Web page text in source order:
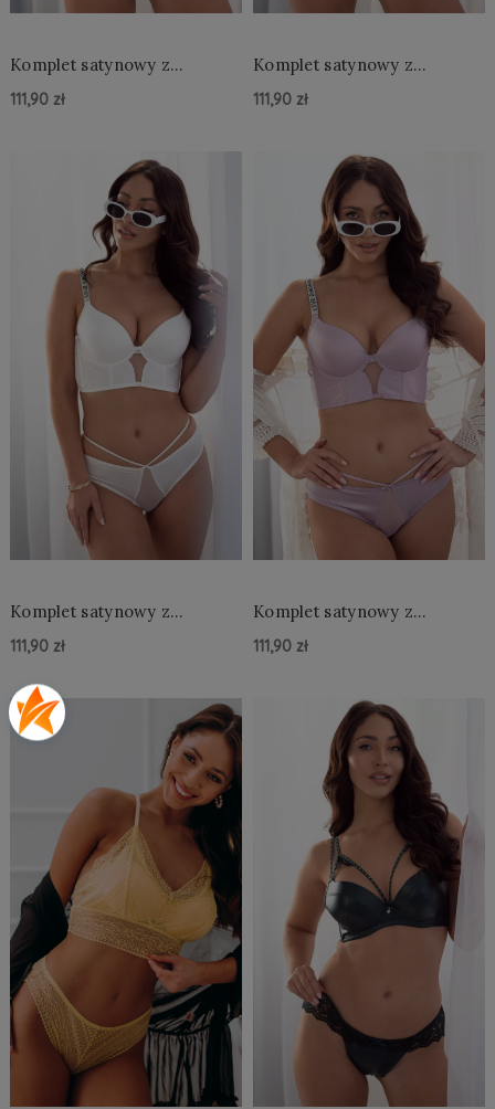
Komplet satynowy z
111,90 zł
Komplet satynowy z
111,90 zł
Do Koszyka »
Komplet satynowy z
111,90 zł
Do Koszyka »
Komplet satynowy z
111,90 zł
Do Koszyka »